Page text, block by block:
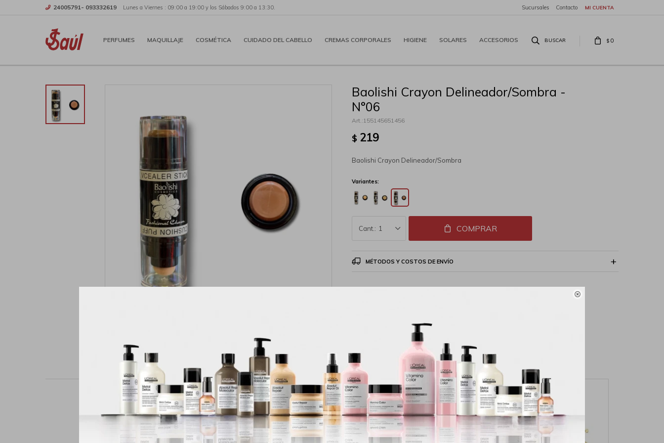

PERFUMES MAQUILLAJE COSMÉTICA CUIDADO DEL CABELLO CREMAS CORPORALES HIGIENE SOLARES ACCESORIOS $ 0
24005791- 093332619 Lunes a Viernes : 09:00 a 19:00 y los Sábados 9:00 a 13:30. Sucursales Contacto
Baolishi Crayon Delineador/Sombra -
N°06
155145651456
$ 219
Baolishi Crayon Delineador/Sombra
Variantes:
1 COMPRAR
MÉTODOS Y COSTOS DE ENVÍO
Productos que te pueden interesar